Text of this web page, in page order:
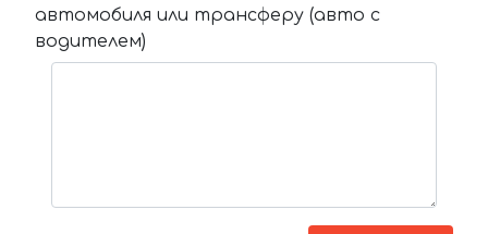
автомобиля или трансферу (авто с
водителем)